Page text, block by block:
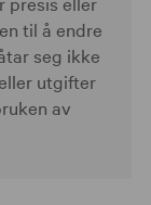
til å endre
seg ikke
utgifter
av